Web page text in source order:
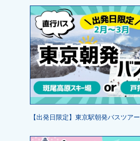
【出発日限定】東京駅朝発バスツアー